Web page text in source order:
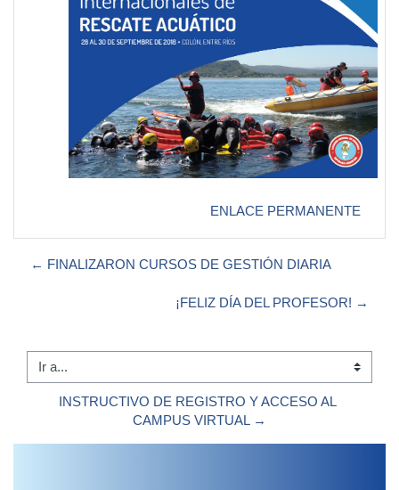
ENLACE PERMANENTE
← FINALIZARON CURSOS DE GESTIÓN DIARIA
¡FELIZ DÍA DEL PROFESOR! →
Ir a...
INSTRUCTIVO DE REGISTRO Y ACCESO AL
CAMPUS VIRTUAL →